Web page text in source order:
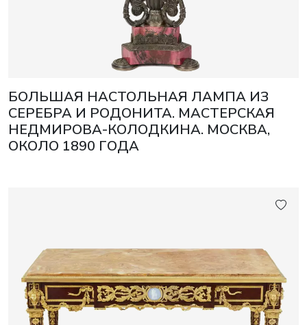
БОЛЬШАЯ НАСТОЛЬНАЯ ЛАМПА ИЗ
СЕРЕБРА И РОДОНИТА. МАСТЕРСКАЯ
НЕДМИРОВА-КОЛОДКИНА. МОСКВА,
ОКОЛО 1890 ГОДА